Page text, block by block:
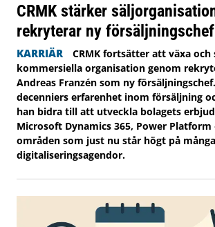
CRMK stärker
rekryterar ny försäljningschef
KARRIÄR
CRMK fortsätter att växa
kommersiella organisation genom
Andreas Franzén som ny
decenniers erfarenhet inom försäljning
han bidra till att utveckla bolagets
Microsoft Dynamics 365, Power Platform
områden som just nu står högt på
digitaliseringsagendor.